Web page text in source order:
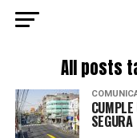
All posts
SEGURA